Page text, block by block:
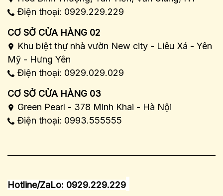
Điện thoại: 0929.229.229
CƠ SỞ CỬA HÀNG 02
Khu biệt thự nhà vườn New city - Liêu Xá - Yên
Mỹ - Hưng Yên
Điện thoại: 0929.029.029
CƠ SỞ CỬA HÀNG 03
Green Pearl - 378 Minh Khai - Hà Nội
Điện thoại: 0993.555555
Hotline/ZaLo: 0929.229.229